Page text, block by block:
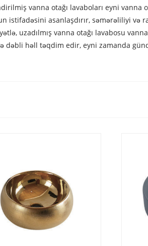
vanna otağı lavaboları eyni vanna
istifadəsini asanlaşdırır, səmərəliliyi və
uzadılmış vanna otağı lavabosu
dəbli həll təqdim edir, eyni zamanda